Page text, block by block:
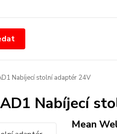
Nabíjecí stolní adaptér 24V
Nabíjecí
Mean